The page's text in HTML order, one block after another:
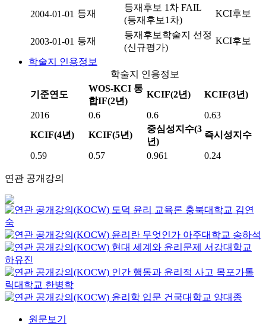
2004-01-01 등재
등재후보 1차 FAIL
(등재후보1차)
KCI후보
2003-01-01 등재
등재후보학술지 선정
(신규평가)
KCI후보
학술지 인용정보
학술지 인용정보
기준연도
WOS-KCI 통
합IF(2년)
KCIF(2년) KCIF(3년)
2016 0.6 0.6
0.63
KCIF(4년)
KCIF(5년)
중심성지수(3
년)
즉시성지수
0.59 0.57 0.961 0.24
연관 공개강의
도덕 윤리 교육론 충북대학교 김연
숙
윤리란 무엇인가 아주대학교 송하석
현대 세계와 윤리문제 서강대학교
하유진
인간 행동과 윤리적 사고 목포가톨
릭대학교 한병학
윤리학 입문 건국대학교 양대종
원문보기